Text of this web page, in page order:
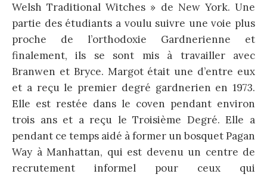
Welsh Traditional Witches » de New York. Une
partie des étudiants a voulu suivre une voie plus
proche de l’orthodoxie Gardnerienne et
finalement, ils se sont mis à travailler avec
Branwen et Bryce. Margot était une d’entre eux
et a reçu le premier degré gardnerien en 1973.
Elle est restée dans le coven pendant environ
trois ans et a reçu le Troisième Degré. Elle a
pendant ce temps aidé à former un bosquet Pagan
Way à Manhattan, qui est devenu un centre de
recrutement informel pour ceux qui